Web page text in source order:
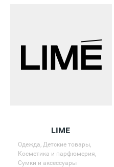
LIME
Одежда, Детские товары,
Косметика и парфюмерия,
Сумки и аксессуары